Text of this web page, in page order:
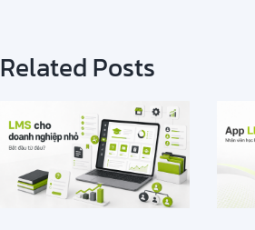
Related Posts